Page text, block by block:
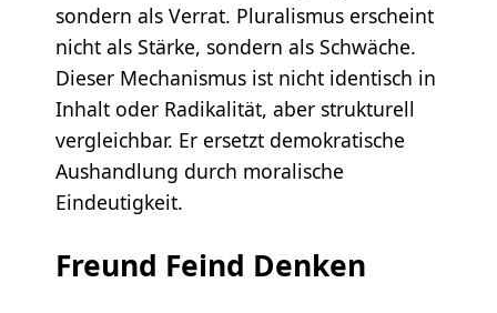
sondern als Verrat. Pluralismus erscheint
nicht als Stärke, sondern als Schwäche.
Dieser Mechanismus ist nicht identisch in
Inhalt oder Radikalität, aber strukturell
vergleichbar. Er ersetzt demokratische
Aushandlung durch moralische
Eindeutigkeit.
Freund Feind Denken